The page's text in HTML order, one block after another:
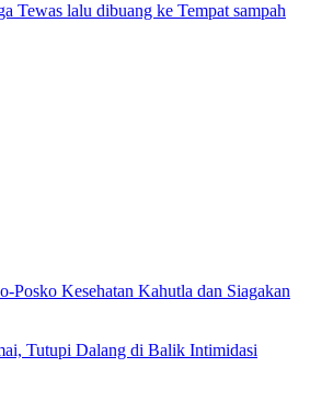
Tewas lalu dibuang ke Tempat sampah
Posko Kesehatan Kahutla dan Siagakan
Tutupi Dalang di Balik Intimidasi